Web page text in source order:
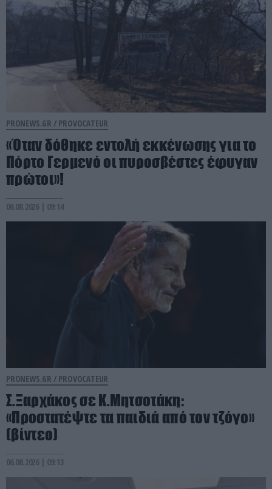
PRONEWS.GR / PROVOCATEUR
«Όταν δόθηκε εντολή εκκένωσης για το
Πόρτο Γερμενό οι πυροσβέστες έφυγαν
πρώτοι»!
06.08.2026 | 09:14
PRONEWS.GR / PROVOCATEUR
Σ.Ξαρχάκος σε Κ.Μητσοτάκη:
«Προστατέψτε τα παιδιά από τον τζόγο»
(βίντεο)
06.08.2026 | 09:13